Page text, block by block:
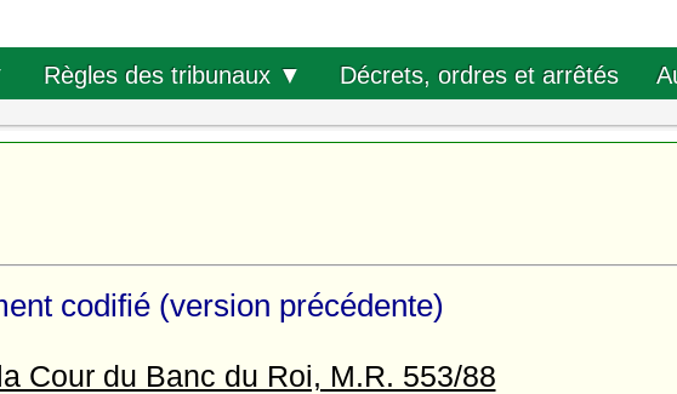
Règles des tribunaux ▼ Décrets, ordres et arrêtés
codifié (version précédente)
Cour du Banc du Roi, M.R. 553/88